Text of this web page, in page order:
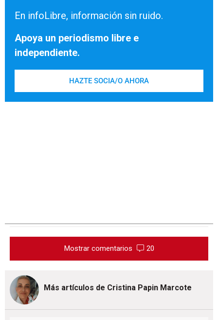
En infoLibre, información sin ruido.
Apoya un periodismo libre e
independiente.
HAZTE SOCIA/O AHORA
Mostrar comentarios 20
Más artículos de Cristina Papin Marcote